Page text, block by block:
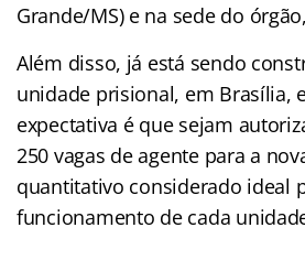
Grande/MS) e na sede do
Além disso, já está sendo
unidade prisional, em Brasília,
expectativa é que sejam
250 vagas de agente para a
quantitativo considerado ideal
funcionamento de cada